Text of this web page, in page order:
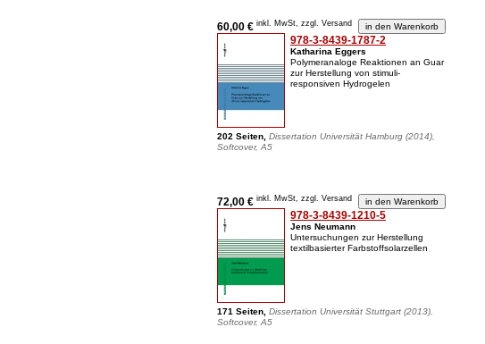
60,00 € inkl. MwSt, zzgl. Versand
978-3-8439-1787-2
Katharina Eggers
Polymeranaloge Reaktionen an Guar
zur Herstellung von stimuli-
responsiven Hydrogelen
202 Seiten, Dissertation Universität Hamburg (2014),
Softcover, A5
72,00 € inkl. MwSt, zzgl. Versand
978-3-8439-1210-5
Jens Neumann
Untersuchungen zur Herstellung
textilbasierter Farbstoffsolarzellen
171 Seiten, Dissertation Universität Stuttgart (2013),
Softcover, A5